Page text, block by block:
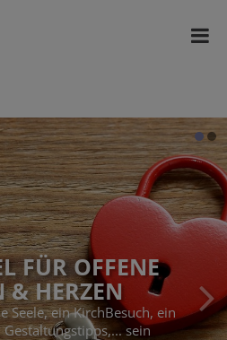
FÜR OFFENE
& HERZEN
Seele, ein KirchBesuch, ein
Gestaltungstipps,... sein